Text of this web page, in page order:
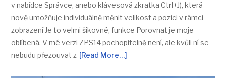
v nabídce Správce, anebo klávesová zkratka Ctrl+J), která
nově umožňuje individuálně měnit velikost a pozici v rámci
zobrazení Je to velmi šikovné, funkce Porovnat je moje
oblíbená. V mé verzi ZPS14 pochopitelně není, ale kvůli ní se
nebudu přezouvat z [Read More…]